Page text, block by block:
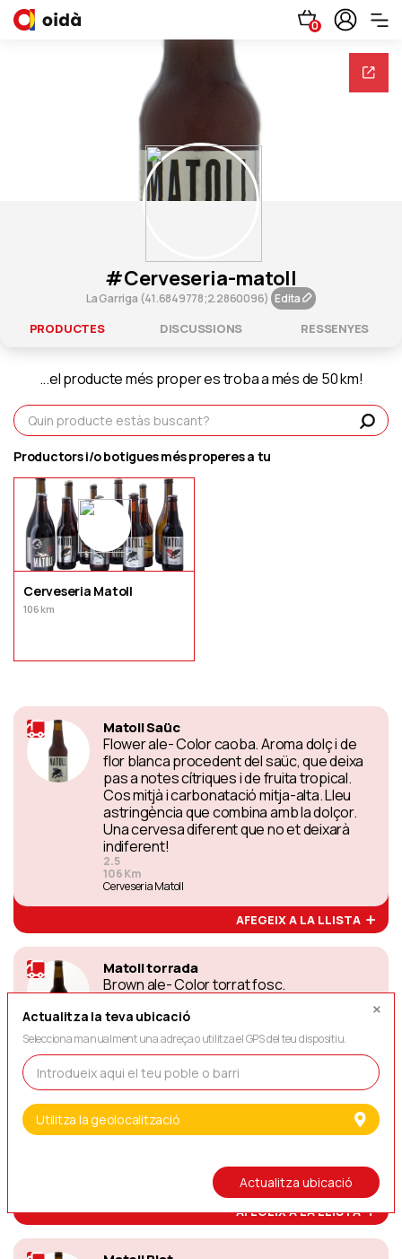
0
#cerveseria-matoll
La Garriga (41.6849778;2.2860096) Edita
PRODUCTES DISCUSSIONS RESSENYES
...el producte més proper es troba a més de 50 km!
Productors i/o botigues més properes a tu
Cerveseria Matoll
106 km
Matoll Saüc
Flower ale- Color caoba. Aroma dolç i de
flor blanca procedent del saüc, que deixa
pas a notes cítriques i de fruita tropical.
Cos mitjà i carbonatació mitja-alta. Lleu
astringència que combina amb la dolçor.
Una cervesa diferent que no et deixarà
indiferent!
2.5
106 Km
Cerveseria Matoll
AFEGEIX A LA LLISTA
Matoll torrada
Brown ale- Color torrat fosc.
afruitades i florals, seguides de notes de
cafè, cacau i sucre cremat. La presència
en boca de cereals i de notes de torrat,
queda combinat amb la voluminositat i
frescor de la cervesa. Records de cafè
que apareixen amb elegància al final de
boca, aconseguint que cada glop sigui
fàcil i amable.
AFEGEIX A LA LLISTA
Actualitza la teva ubicació
Selecciona manualment una adreça o utilitza el GPS del teu dispositiu.
Utilitza la geolocalització
Actualitza ubicació